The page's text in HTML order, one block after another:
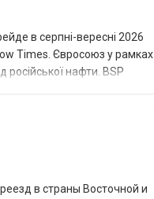
в серпні-вересні 2026
Times. Євросоюз у рамках
російської нафти. BSP
в страны Восточной и